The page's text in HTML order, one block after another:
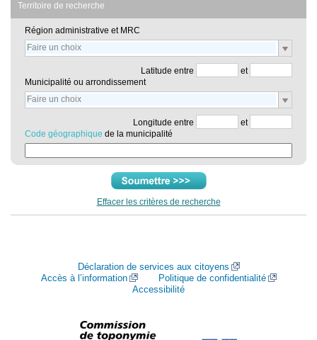
Territoire de recherche
Région administrative et MRC
Latitude entre
et
Municipalité ou arrondissement
Longitude entre
et
Code géographique de la municipalité
Effacer les critères de recherche
Déclaration de services aux citoyens
Accès à l’information
Politique de confidentialité
Accessibilité